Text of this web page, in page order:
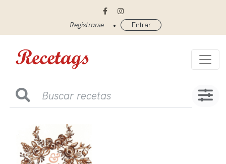
Registrarse • Entrar